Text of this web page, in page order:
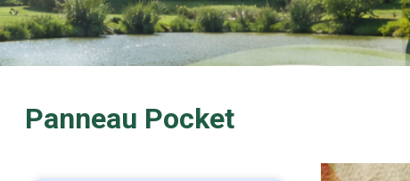
Panneau Pocket